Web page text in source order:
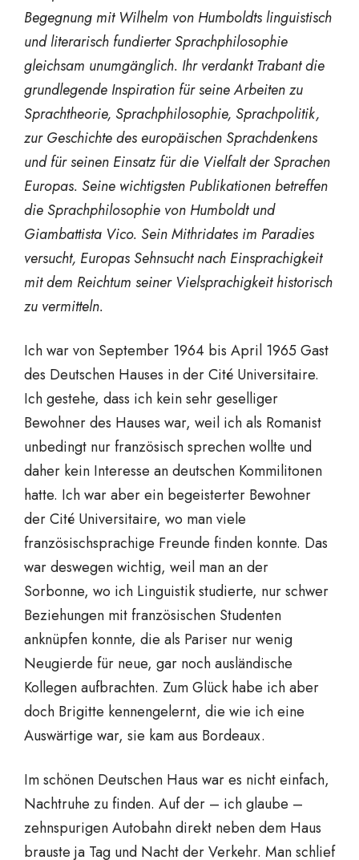
Begegnung mit Wilhelm von Humboldts linguistisch
und literarisch fundierter Sprachphilosophie
gleichsam unumgänglich. Ihr verdankt Trabant die
grundlegende Inspiration für seine Arbeiten zu
Sprachtheorie, Sprachphilosophie, Sprachpolitik,
zur Geschichte des europäischen Sprachdenkens
und für seinen Einsatz für die Vielfalt der Sprachen
Europas. Seine wichtigsten Publikationen betreffen
die Sprachphilosophie von Humboldt und
Giambattista Vico. Sein Mithridates im Paradies
versucht, Europas Sehnsucht nach Einsprachigkeit
mit dem Reichtum seiner Vielsprachigkeit historisch
zu vermitteln.
Ich war von September 1964 bis April 1965 Gast
des Deutschen Hauses in der Cité Universitaire.
Ich gestehe, dass ich kein sehr geselliger
Bewohner des Hauses war, weil ich als Romanist
unbedingt nur französisch sprechen wollte und
daher kein Interesse an deutschen Kommilitonen
hatte. Ich war aber ein begeisterter Bewohner
der Cité Universitaire, wo man viele
französischsprachige Freunde finden konnte. Das
war deswegen wichtig, weil man an der
Sorbonne, wo ich Linguistik studierte, nur schwer
Beziehungen mit französischen Studenten
anknüpfen konnte, die als Pariser nur wenig
Neugierde für neue, gar noch ausländische
Kollegen aufbrachten. Zum Glück habe ich aber
doch Brigitte kennengelernt, die wie ich eine
Auswärtige war, sie kam aus Bordeaux.
Im schönen Deutschen Haus war es nicht einfach,
Nachtruhe zu finden. Auf der – ich glaube –
zehnspurigen Autobahn direkt neben dem Haus
brauste ja Tag und Nacht der Verkehr. Man schlief